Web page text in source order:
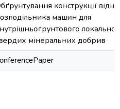
конструкції
машин для
мінеральних добрив